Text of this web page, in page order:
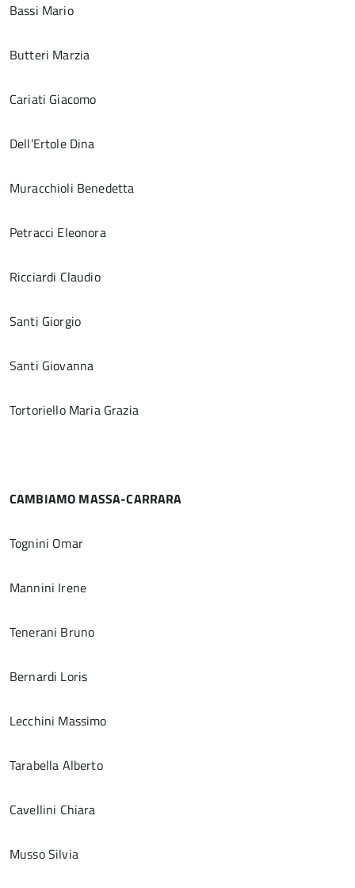
Bassi Mario
Butteri Marzia
Cariati Giacomo
Dell’Ertole Dina
Muracchioli Benedetta
Petracci Eleonora
Ricciardi Claudio
Santi Giorgio
Santi Giovanna
Tortoriello Maria Grazia
CAMBIAMO MASSA-CARRARA
Tognini Omar
Mannini Irene
Tenerani Bruno
Bernardi Loris
Lecchini Massimo
Tarabella Alberto
Cavellini Chiara
Musso Silvia